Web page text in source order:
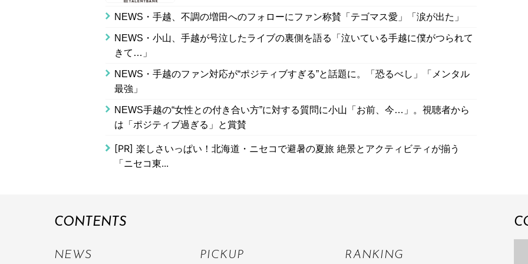
NEWS・手越、不調の増田へのフォローにファン称賛「テゴマス愛」「涙が出た」
NEWS・小山、手越が号泣したライブの裏側を語る「泣いている手越に僕がつられて
きて…」
NEWS・手越のファン対応が“ポジティブすぎる”と話題に。「恐るべし」「メンタル
最強」
NEWS手越の“女性との付き合い方”に対する質問に小山「お前、今…」。視聴者から
は「ポジティブ過ぎる」と賞賛
[PR] 楽しさいっぱい！北海道・ニセコで避暑の夏旅 絶景とアクティビティが揃う
「ニセコ東...
CONTENTS
NEWS PICKUP RANKING